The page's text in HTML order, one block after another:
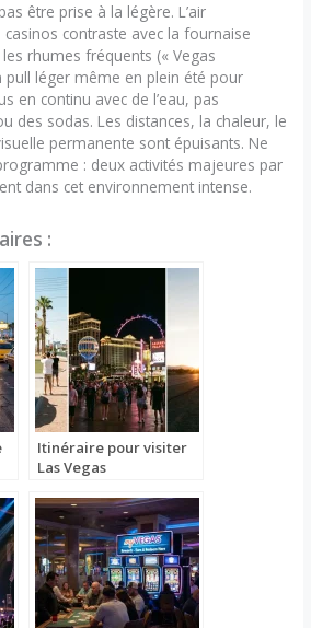
être prise à la légère. L’air
contraste avec la fournaise
rhumes fréquents (« Vegas
pull léger même en plein été pour
en continu avec de l’eau, pas
des sodas. Les distances, la chaleur, le
permanente sont épuisants. Ne
: deux activités majeures par
dans cet environnement intense.
:
Itinéraire pour visiter
Las Vegas